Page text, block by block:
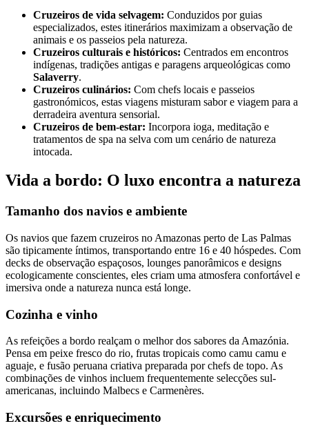
Cruzeiros de vida selvagem: Conduzidos por guias
especializados, estes itinerários maximizam a observação de
animais e os passeios pela natureza.
Cruzeiros culturais e históricos: Centrados em encontros
indígenas, tradições antigas e paragens arqueológicas como
Salaverry.
Cruzeiros culinários: Com chefs locais e passeios
gastronómicos, estas viagens misturam sabor e viagem para a
derradeira aventura sensorial.
Cruzeiros de bem-estar: Incorpora ioga, meditação e
tratamentos de spa na selva com um cenário de natureza
intocada.
Vida a bordo: O luxo encontra a natureza
Tamanho dos navios e ambiente
Os navios que fazem cruzeiros no Amazonas perto de Las Palmas
são tipicamente íntimos, transportando entre 16 e 40 hóspedes. Com
decks de observação espaçosos, lounges panorâmicos e designs
ecologicamente conscientes, eles criam uma atmosfera confortável e
imersiva onde a natureza nunca está longe.
Cozinha e vinho
As refeições a bordo realçam o melhor dos sabores da Amazónia.
Pensa em peixe fresco do rio, frutas tropicais como camu camu e
aguaje, e fusão peruana criativa preparada por chefs de topo. As
combinações de vinhos incluem frequentemente selecções sul-
americanas, incluindo Malbecs e Carmenères.
Excursões e enriquecimento